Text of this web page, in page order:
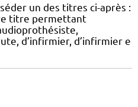
un des titres ci-après :
titre permettant
d’infirmier, d’infirmier e